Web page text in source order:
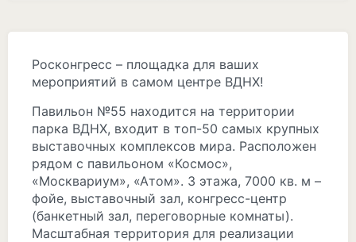
Росконгресс – площадка для ваших
мероприятий в самом центре ВДНХ!
Павильон №55 находится на территории
парка ВДНХ, входит в топ-50 самых крупных
выставочных комплексов мира. Расположен
рядом с павильоном «Космос»,
«Москвариум», «Атом». 3 этажа, 7000 кв. м –
фойе, выставочный зал, конгресс-центр
(банкетный зал, переговорные комнаты).
Масштабная территория для реализации